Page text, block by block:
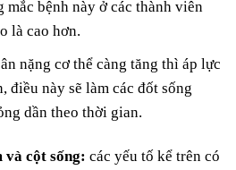
mắc bệnh này ở các thành viên
là cao hơn.
nặng cơ thể càng tăng thì áp lực
điều này sẽ làm các đốt sống
dần theo thời gian.
và cột sống: các yếu tố kể trên có